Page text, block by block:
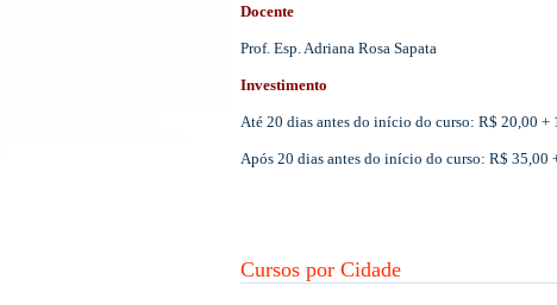
Docente
Prof. Esp. Adriana Rosa Sapata
Investimento
Até 20 dias antes do início do curso: R$ 20,00 +
Após 20 dias antes do início do curso: R$ 35,00
Cursos por Cidade